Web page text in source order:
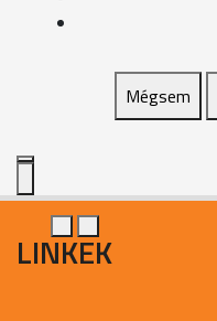
Mégsem
LINKEK